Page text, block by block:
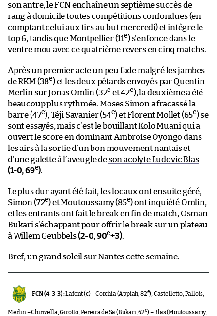
son antre, le FCN enchaîne un septième succès de
rang à domicile toutes compétitions confondues (en
comptant celui aux tirs au but mercredi) et intègre le
top 6, tandis que Montpellier (11e) s’enfonce dans le
ventre mou avec ce quatrième revers en cinq matchs.
Après un premier acte un peu fade malgré les jambes
de RKM (38e) et les deux pétards envoyés par Quentin
Merlin sur Jonas Omlin (32e et 42e), la deuxième a été
beaucoup plus rythmée. Moses Simon a fracassé la
barre (47e), Téji Savanier (54e) et Florent Mollet (65e) se
sont essayés, mais c’est le bouillant Kolo Muani qui a
ouvert le score en dominant Ambroise Oyongo dans
les airs à la sortie d’un bon mouvement nantais et
d’une galette à l’aveugle de son acolyte Ludovic Blas
(1-0, 69e).
Le plus dur ayant été fait, les locaux ont ensuite géré,
Simon (72e) et Moutoussamy (85e) ont inquiété Omlin,
et les entrants ont fait le break en fin de match, Osman
Bukari s’échappant pour offrir le break sur un plateau
à Willem Geubbels(2-0, 90e+3).
Bref, un grand soleil sur Nantes cette semaine.
FCN (4-3-3) :Lafont (c) – Corchia (Appiah, 82e), Castelletto, Pallois,
Merlin – Chirivella, Girotto, Pereira de Sa (Bukari, 62e) – Blas (Moutoussamy,